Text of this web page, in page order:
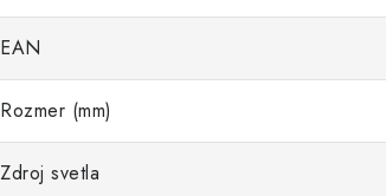
EAN
Rozmer (mm)
Zdroj svetla